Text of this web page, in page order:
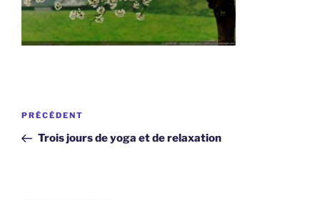
Navigation
l’article
Article
précédent
PRÉCÉDENT
Trois jours de yoga et de relaxation